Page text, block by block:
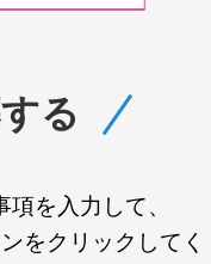
る
を入力して、
をクリックしてく